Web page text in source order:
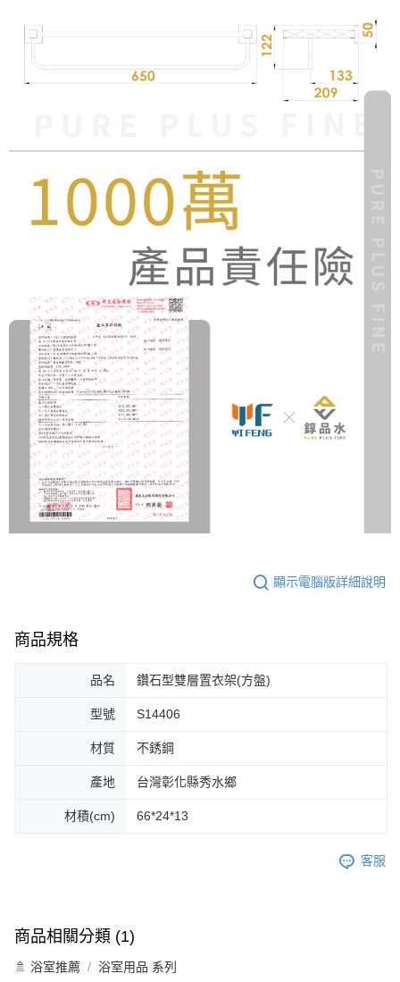
顯示電腦版詳細說明
商品規格
品名 鑽石型雙層置衣架(方盤)
型號 S14406
材質 不銹鋼
產地 台灣彰化縣秀水鄉
材積(cm) 66*24*13
客服
商品相關分類 (1)
🚿 浴室推薦 浴室用品 系列